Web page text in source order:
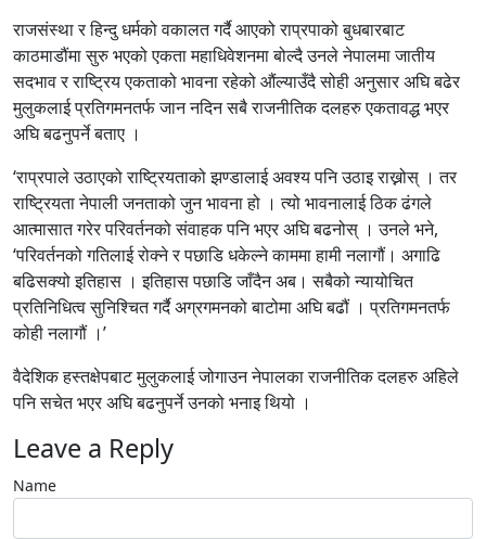
राजसंस्था र हिन्दु धर्मको वकालत गर्दै आएको राप्रपाको बुधबारबाट
काठमाडौंमा सुरु भएको एकता महाधिवेशनमा बोल्दै उनले नेपालमा जातीय
सदभाव र राष्ट्रिय एकताको भावना रहेको औंल्याउँदै सोही अनुसार अघि बढेर
मुलुकलाई प्रतिगमनतर्फ जान नदिन सबै राजनीतिक दलहरु एकतावद्ध भएर
अघि बढनुपर्ने बताए ।
‘राप्रपाले उठाएको राष्ट्रियताको झण्डालाई अवश्य पनि उठाइ राख्नोस् । तर
राष्ट्रियता नेपाली जनताको जुन भावना हो । त्यो भावनालाई ठिक ढंगले
आत्मासात गरेर परिवर्तनको संवाहक पनि भएर अघि बढनोस् । उनले भने,
‘परिवर्तनको गतिलाई रोक्ने र पछाडि धकेल्ने काममा हामी नलागौं। अगाढि
बढिसक्यो इतिहास । इतिहास पछाडि जाँदैन अब। सबैको न्यायोचित
प्रतिनिधित्व सुनिश्चित गर्दै अग्रगमनको बाटोमा अघि बढौं । प्रतिगमनतर्फ
कोही नलागौं ।’
वैदेशिक हस्तक्षेपबाट मुलुकलाई जोगाउन नेपालका राजनीतिक दलहरु अहिले
पनि सचेत भएर अघि बढनुपर्ने उनको भनाइ थियो ।
Leave a Reply
Name